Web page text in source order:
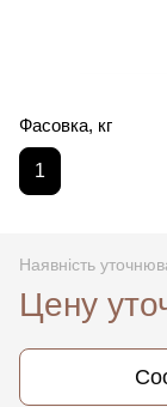
Фасовка, кг
1
Наявність
Цену